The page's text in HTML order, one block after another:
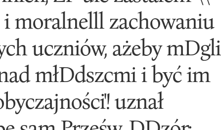
moralnelll zachowaniu
uczniów, ażeby mDgli
młDdszcmi i być im
uznał